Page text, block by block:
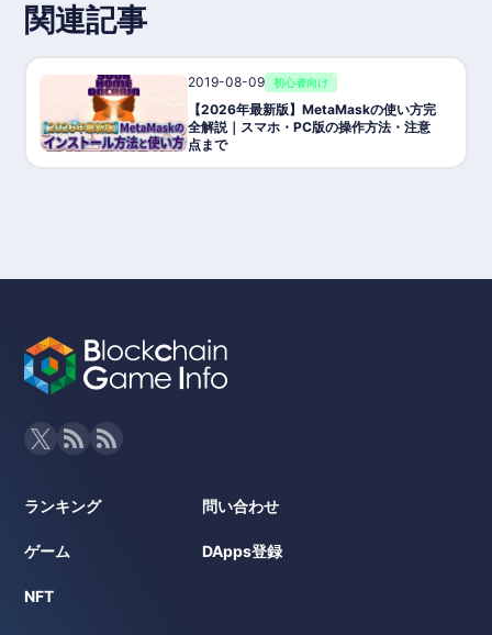
関連記事
2019-08-09 初心者向け
【2026年最新版】MetaMaskの使い方完
全解説｜スマホ・PC版の操作方法・注意
点まで
ランキング
ゲーム
NFT
問い合わせ
DApps登録